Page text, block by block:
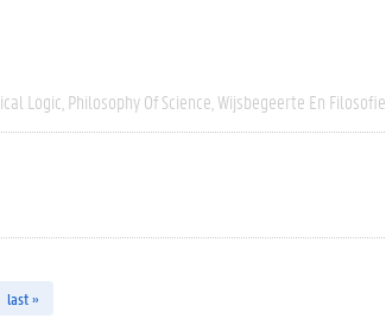
Logic Philosophy Of Science Wijsbegeerte En Filosofie
last »